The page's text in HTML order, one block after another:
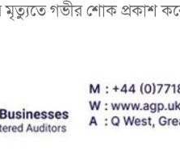
মৃত্যুতে গভীর শোক প্রকাশ